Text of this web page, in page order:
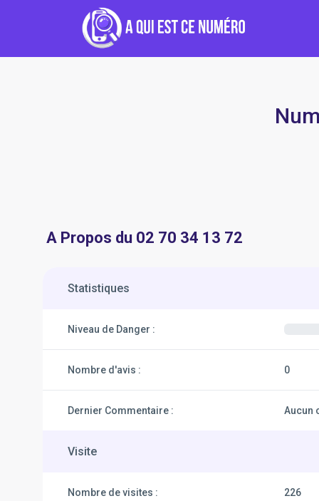
A Propos du 02 70 34 13 72
Statistiques
Niveau de Danger :
Nombre d'avis : 0
Dernier Commentaire : Aucun
Visite
Nombre de visites : 226